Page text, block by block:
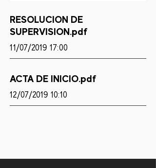
RESOLUCION DE
SUPERVISION.pdf
11/07/2019 17:00
ACTA DE INICIO.pdf
12/07/2019 10:10